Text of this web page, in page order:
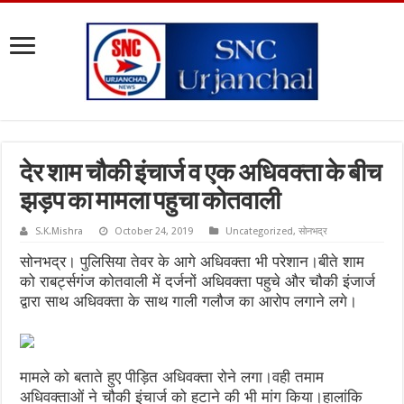
देर शाम चौकी इंचार्ज व एक अधिवक्ता के बीच
झड़प का मामला पहुचा कोतवाली
S.K.Mishra October 24, 2019 Uncategorized,सोनभद्र
सोनभद्र। पुलिसिया तेवर के आगे अधिवक्ता भी परेशान।बीते शाम
को राबर्ट्सगंज कोतवाली में दर्जनों अधिवक्ता पहुचे और चौकी इंजार्ज
द्वारा साथ अधिवक्ता के साथ गाली गलौज का आरोप लगाने लगे।
मामले को बताते हुए पीड़ित अधिवक्ता रोने लगा।वही तमाम
अधिवक्ताओं ने चौकी इंचार्ज को हटाने की भी मांग किया।हालांकि